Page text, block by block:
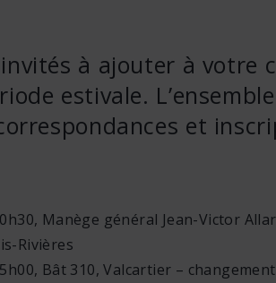
à ajouter à votre
estivale.
et
Manège général Jean-Victor
Rivières
Bât 310, Valcartier –